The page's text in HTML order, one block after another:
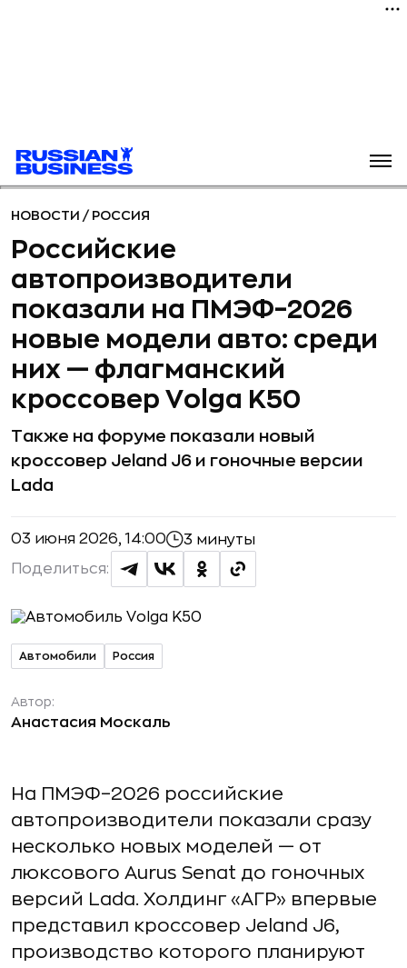
НОВОСТИ / РОССИЯ
Российские
автопроизводители
показали на ПМЭФ–2026
новые модели авто: среди
них — флагманский
кроссовер Volga K50
Также на форуме показали новый
кроссовер Jeland J6 и гоночные версии
Lada
03 июня 2026, 14:00 3 минуты
Поделиться:
Автомобили Россия
Автор:
Анастасия Москаль
На ПМЭФ–2026 российские
автопроизводители показали сразу
несколько новых моделей — от
люксового Aurus Senat до гоночных
версий Lada. Холдинг «АГР» впервые
представил кроссовер Jeland J6,
производство которого планируют